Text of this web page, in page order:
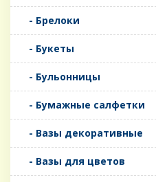
- Брелоки
- Букеты
- Бульонницы
- Бумажные салфетки
- Вазы декоративные
- Вазы для цветов